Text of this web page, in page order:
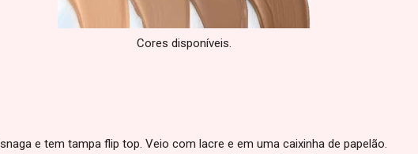
Cores disponíveis.
e tem tampa flip top. Veio com lacre e em uma caixinha de papelão.